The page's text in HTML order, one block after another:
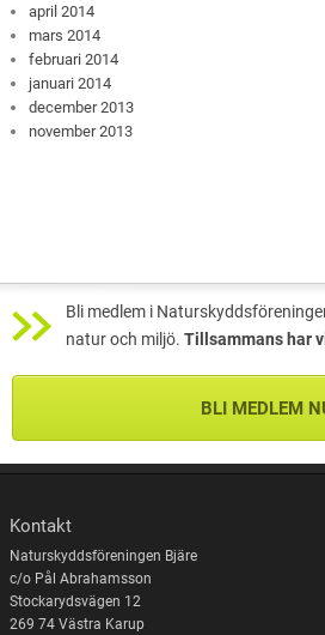
april 2014
mars 2014
februari 2014
januari 2014
december 2013
november 2013
Bli medlem i
natur och miljö. Tillsammans har
BLI MEDLEM
Kontakt
Naturskyddsföreningen Bjäre
c/o Pål Abrahamsson
Stockarydsvägen 12
269 74 Västra Karup